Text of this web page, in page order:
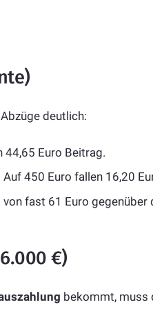
deutlich:
Euro Beitrag.
450 Euro fallen 16,20
fast 61 Euro gegenüber
€)
bekommt, muss